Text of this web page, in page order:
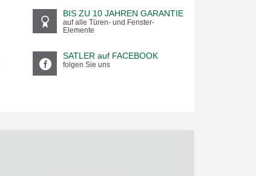
BIS ZU 10 JAHREN GARANTIE
auf alle Türen- und Fenster-
Elemente
SATLER auf FACEBOOK
folgen Sie uns